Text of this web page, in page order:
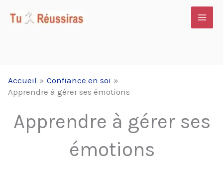
Accueil
Confiance en soi
Apprendre à gérer ses émotions
Apprendre à gérer ses
émotions